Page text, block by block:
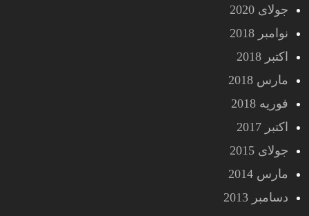
جولای 2020
نوامبر 2018
اکتبر 2018
مارس 2018
فوریه 2018
اکتبر 2017
جولای 2015
مارس 2014
دسامبر 2013